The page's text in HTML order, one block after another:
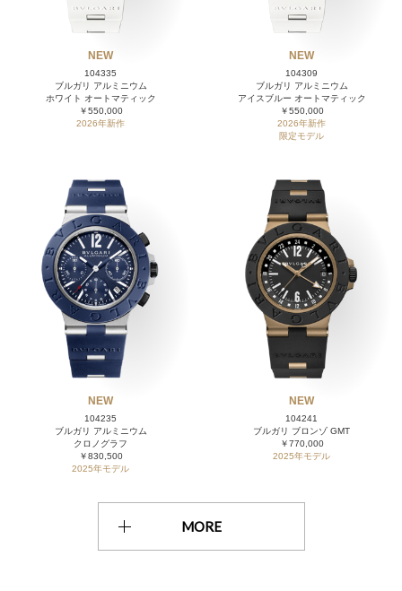
NEW
104335
ブルガリ アルミニウム
ホワイト オートマティック
￥550,000
2026年新作
NEW
104309
ブルガリ アルミニウム
アイスブルー オートマティック
￥550,000
2026年新作
限定モデル
NEW
104235
ブルガリ アルミニウム
クロノグラフ
￥830,500
2025年モデル
NEW
104241
ブルガリ ブロンゾ GMT
￥770,000
2025年モデル
MORE